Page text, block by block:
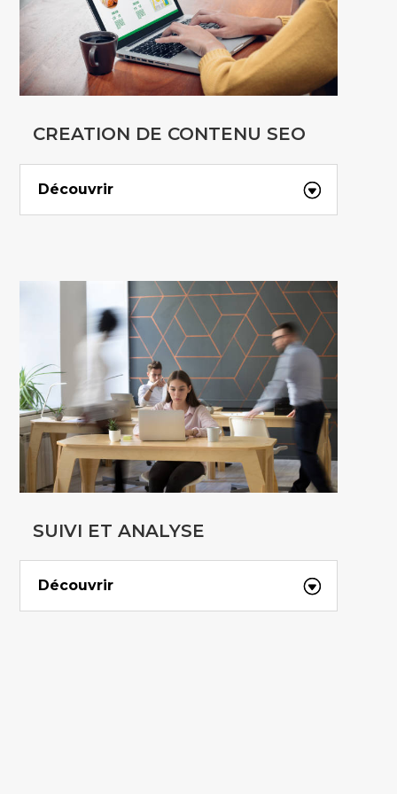
CREATION DE CONTENU SEO
Découvrir
SUIVI ET ANALYSE
Découvrir